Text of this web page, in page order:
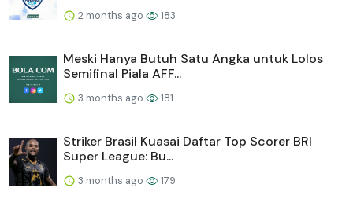
2 months ago 183
Meski Hanya Butuh Satu Angka untuk Lolos
Semifinal Piala AFF...
3 months ago 181
Striker Brasil Kuasai Daftar Top Scorer BRI
Super League: Bu...
3 months ago 179